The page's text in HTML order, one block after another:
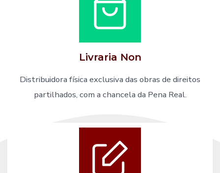
Livraria Non
Distribuidora física exclusiva das obras de direitos
partilhados, com a chancela da Pena Real.